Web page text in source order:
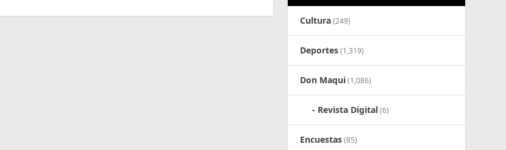
Cultura(249)
Deportes(1,319)
Don Maqui(1,086)
Revista Digital(6)
Encuestas(85)